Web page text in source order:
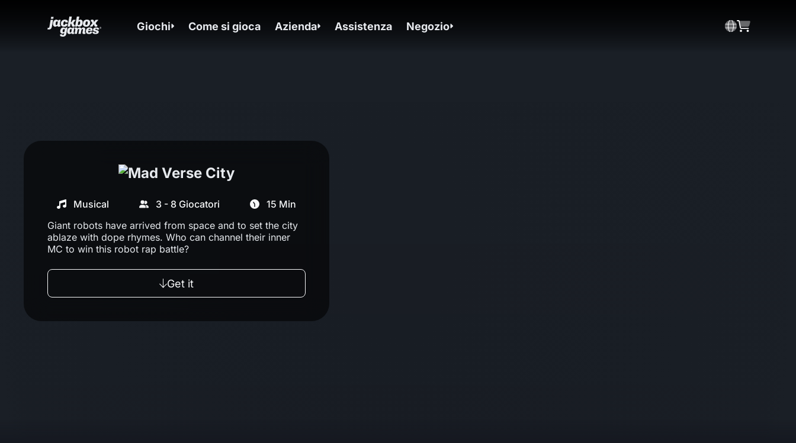
Giochi Come si gioca Azienda Assistenza Negozio
Musical 3 - 8 Giocatori
15 Min
Giant robots have arrived from space and to set the city
ablaze with dope rhymes. Who can channel their inner
MC to win this robot rap battle?
Get it